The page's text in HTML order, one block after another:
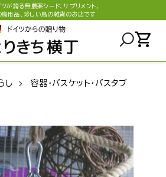
が誇る無農薬シード、サプリメント、
用品、珍しい鳥の雑貨のお店です
shopping_cart
し 容器・バスケット・バスタブ